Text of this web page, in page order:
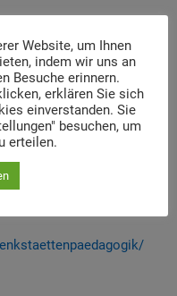
gibt einen
Stand der
Er beleuchtet die
führt in
ein und stellt
Arbeit
Spektrum an
Website, um Ihnen
indem wir uns an
Besuche erinnern.
erklären Sie sich
einverstanden. Sie
besuchen, um
erteilen.